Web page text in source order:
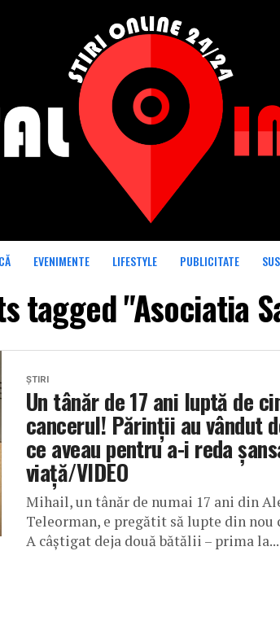
EVENIMENTE LIFESTYLE PUBLICITATE
tagged "Asociatia
ȘTIRI
Un tânăr de 17 ani luptă de
cancerul! Părinții au vândut
ce aveau pentru a-i reda
viață/VIDEO
Mihail, un tânăr de numai 17 ani din
Teleorman, e pregătit să lupte din nou
A câștigat deja două bătălii – prima la...